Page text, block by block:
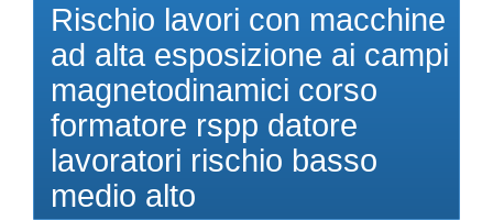
Rischio lavori con macchine
ad alta esposizione ai campi
magnetodinamici corso
formatore rspp datore
lavoratori rischio basso
medio alto